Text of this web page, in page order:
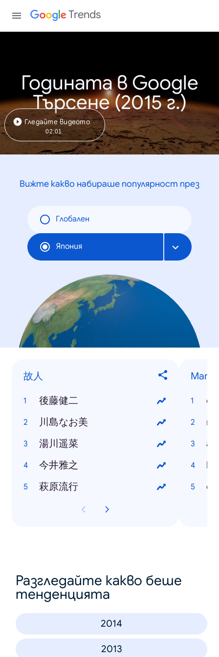
Trends
Годината в Google
Търсене (2015 г.)
Гледайте видеото
02:01
Вижте какво набираше популярност през
Глобален
Япония
故人
後藤健二
川島なお美
湯川遥菜
今井雅之
萩原流行
Разгледайте какво беше
тенденцията
2014
2013